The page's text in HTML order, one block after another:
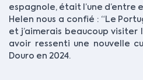
espagnole, était l’une d’entre
Helen nous a confié : “Le
et j’aimerais beaucoup visiter
avoir ressenti une nouvelle
Douro en 2024.